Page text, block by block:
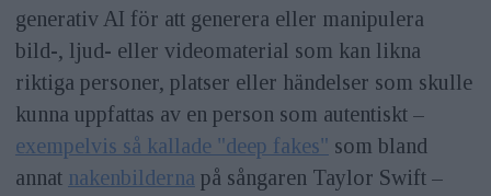
generativ AI för att generera eller manipulera
bild-, ljud- eller videomaterial som kan likna
riktiga personer, platser eller händelser som skulle
kunna uppfattas av en person som autentiskt –
exempelvis så kallade "deep fakes" som bland
annat nakenbilderna på sångaren Taylor Swift –